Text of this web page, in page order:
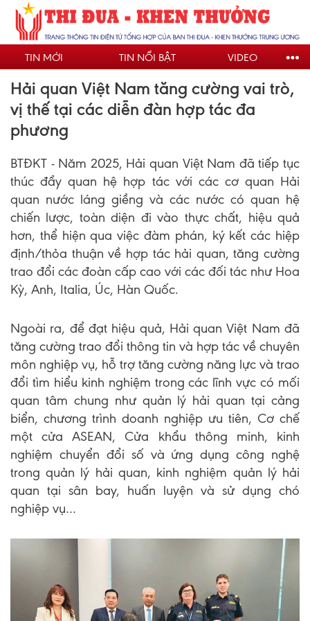
Nhảy
đến
nội
dungTIN MỚI TIN NỔI BẬT VIDEO
Hải quan Việt Nam tăng cường vai trò,
vị thế tại các diễn đàn hợp tác đa
phương
BTĐKT - Năm 2025, Hải quan Việt Nam đã tiếp tục
thúc đẩy quan hệ hợp tác với các cơ quan Hải
quan nước láng giềng và các nước có quan hệ
chiến lược, toàn diện đi vào thực chất, hiệu quả
hơn, thể hiện qua việc đàm phán, ký kết các hiệp
định/thỏa thuận về hợp tác hải quan, tăng cường
trao đổi các đoàn cấp cao với các đối tác như Hoa
Kỳ, Anh, Italia, Úc, Hàn Quốc.
Ngoài ra, để đạt hiệu quả, Hải quan Việt Nam đã
tăng cường trao đổi thông tin và hợp tác về chuyên
môn nghiệp vụ, hỗ trợ tăng cường năng lực và trao
đổi tìm hiểu kinh nghiệm trong các lĩnh vực có mối
quan tâm chung như quản lý hải quan tại cảng
biển, chương trình doanh nghiệp ưu tiên, Cơ chế
một cửa ASEAN, Cửa khẩu thông minh, kinh
nghiệm chuyển đổi số và ứng dụng công nghệ
trong quản lý hải quan, kinh nghiệm quản lý hải
quan tại sân bay, huấn luyện và sử dụng chó
nghiệp vụ…